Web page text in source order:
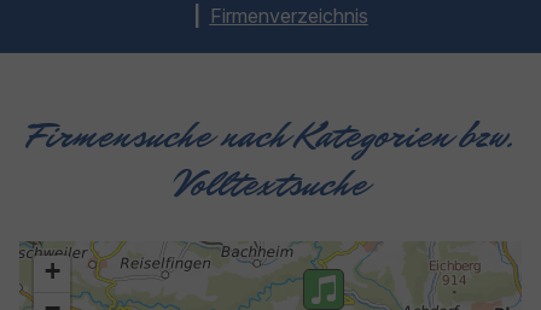
Firmenverzeichnis
Firmensuche nach Kategorien bzw.
Volltextsuche